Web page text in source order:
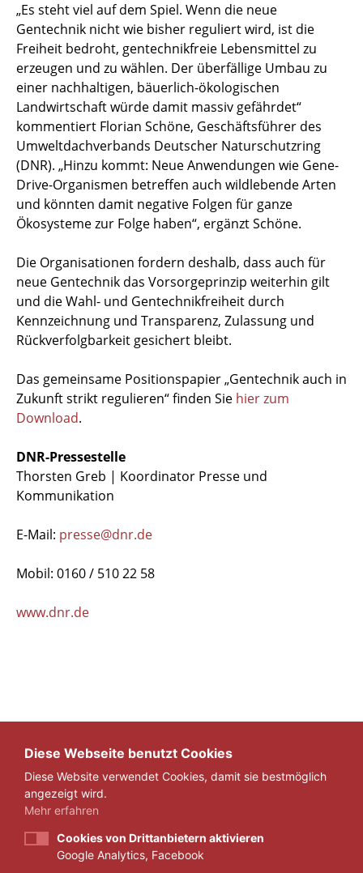
„Es steht viel auf dem Spiel. Wenn die neue
Gentechnik nicht wie bisher reguliert wird, ist die
Freiheit bedroht, gentechnikfreie Lebensmittel zu
erzeugen und zu wählen. Der überfällige Umbau zu
einer nachhaltigen, bäuerlich-ökologischen
Landwirtschaft würde damit massiv gefährdet“
kommentiert Florian Schöne, Geschäftsführer des
Umweltdachverbands Deutscher Naturschutzring
(DNR). „Hinzu kommt: Neue Anwendungen wie Gene-
Drive-Organismen betreffen auch wildlebende Arten
und könnten damit negative Folgen für ganze
Ökosysteme zur Folge haben“, ergänzt Schöne.
Die Organisationen fordern deshalb, dass auch für
neue Gentechnik das Vorsorgeprinzip weiterhin gilt
und die Wahl- und Gentechnikfreiheit durch
Kennzeichnung und Transparenz, Zulassung und
Rückverfolgbarkeit gesichert bleibt.
Das gemeinsame Positionspapier „Gentechnik auch in
Zukunft strikt regulieren“ finden Sie hier zum
Download.
DNR-Pressestelle
Thorsten Greb | Koordinator Presse und
Kommunikation
E-Mail: presse@dnr.de
Mobil: 0160 / 510 22 58
www.dnr.de
ZURÜCK
Diese Webseite benutzt Cookies
Diese Website verwendet Cookies, damit sie bestmöglich
angezeigt wird.
Mehr erfahren
Cookies von Drittanbietern aktivieren
Google Analytics, Facebook